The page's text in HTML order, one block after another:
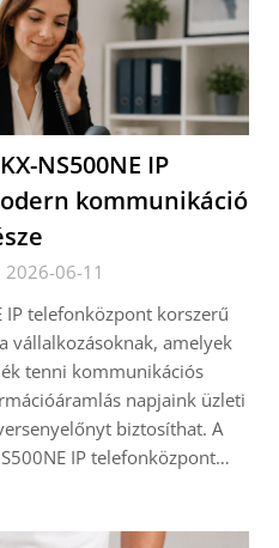
NS500NE IP
kommunikáció
2026-06-11
IP telefonközpont korszerű
vállalkozásoknak, amelyek
tenni kommunikációs
napjaink üzleti
biztosíthat. A
IP telefonközpont…